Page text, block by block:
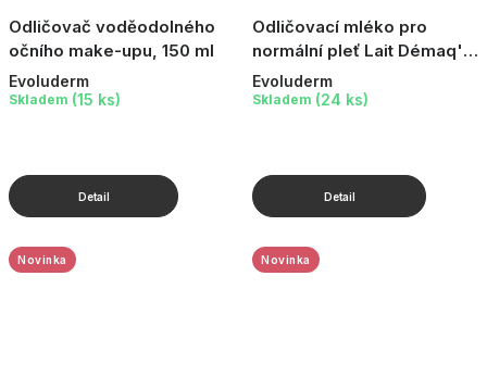
Odličovač voděodolného
očního make-upu, 150 ml
Evoluderm
Skladem (15 ks)
Odličovací mléko pro
normální pleť Lait Démaq'
doux, 250 ml
Evoluderm
Skladem (24 ks)
Novinka Novinka